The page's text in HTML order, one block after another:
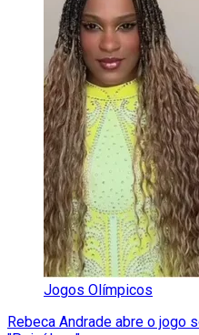
Jogos Olímpicos
Rebeca Andrade abre o jogo